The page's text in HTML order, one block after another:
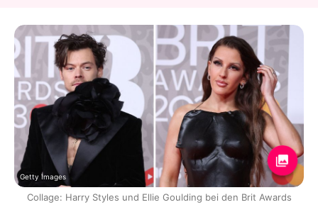
Getty Images
Collage: Harry Styles und Ellie Goulding bei den Brit Awards